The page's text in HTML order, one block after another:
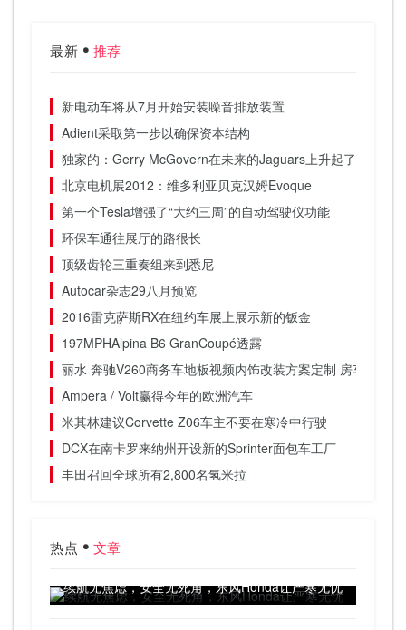
最新 推荐
新电动车将从7月开始安装噪音排放装置
Adient采取第一步以确保资本结构
独家的：Gerry McGovern在未来的Jaguars上升起了盖子
北京电机展2012：维多利亚贝克汉姆Evoque
第一个Tesla增强了“大约三周”的自动驾驶仪功能
环保车通往展厅的路很长
顶级齿轮三重奏组来到悉尼
Autocar杂志29八月预览
2016雷克萨斯RX在纽约车展上展示新的钣金
197MPHAlpina B6 GranCoupé透露
丽水 奔驰V260商务车地板视频内饰改装方案定制 房车工厂
Ampera / Volt赢得今年的欧洲汽车
米其林建议Corvette Z06车主不要在寒冷中行驶
DCX在南卡罗来纳州开设新的Sprinter面包车工厂
丰田召回全球所有2,800名氢米拉
热点 文章
续航无焦虑，安全无死角，东风Honda让严寒无忧